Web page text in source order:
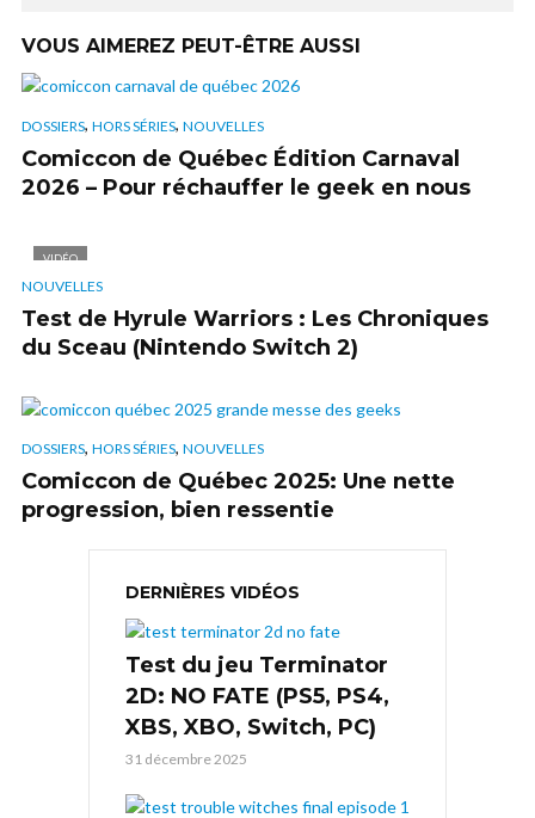
VOUS AIMEREZ PEUT-ÊTRE AUSSI
DOSSIERS, HORS SÉRIES, NOUVELLES
Comiccon de Québec Édition Carnaval
2026 – Pour réchauffer le geek en nous
VIDÉO
NOUVELLES
Test de Hyrule Warriors : Les Chroniques
du Sceau (Nintendo Switch 2)
DOSSIERS, HORS SÉRIES, NOUVELLES
Comiccon de Québec 2025: Une nette
progression, bien ressentie
DERNIÈRES VIDÉOS
Test du jeu Terminator
2D: NO FATE (PS5, PS4,
XBS, XBO, Switch, PC)
31 décembre 2025